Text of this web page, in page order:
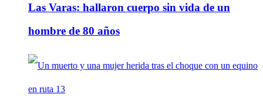
Las Varas: hallaron cuerpo sin vida de un
hombre de 80 años